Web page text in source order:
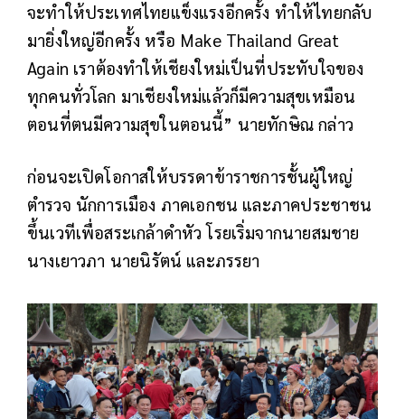
จะทำให้ประเทศไทยแข็งแรงอีกครั้ง ทำให้ไทยกลับ
มายิ่งใหญ่อีกครั้ง หรือ Make Thailand Great
Again เราต้องทำให้เชียงใหม่เป็นที่ประทับใจของ
ทุกคนทั่วโลก มาเชียงใหม่แล้วก็มีความสุขเหมือน
ตอนที่ตนมีความสุขในตอนนี้” นายทักษิณ กล่าว
ก่อนจะเปิดโอกาสให้บรรดาข้าราชการชั้นผู้ใหญ่
ตำรวจ นักการเมือง ภาคเอกชน และภาคประชาชน
ขึ้นเวทีเพื่อสระเกล้าดำหัว โรยเริ่มจากนายสมชาย
นางเยาวภา นายนิรัตน์ และภรรยา